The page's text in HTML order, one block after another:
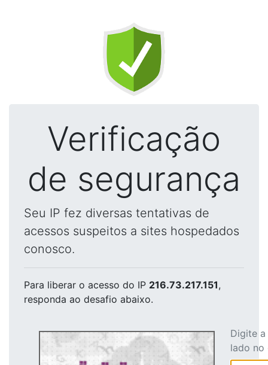
Verificação
de segurança
Seu IP fez diversas tentativas de
acessos suspeitos a sites hospedados
conosco.
Para liberar o acesso do IP 216.73.217.151,
responda ao desafio abaixo.
Digite
lado no